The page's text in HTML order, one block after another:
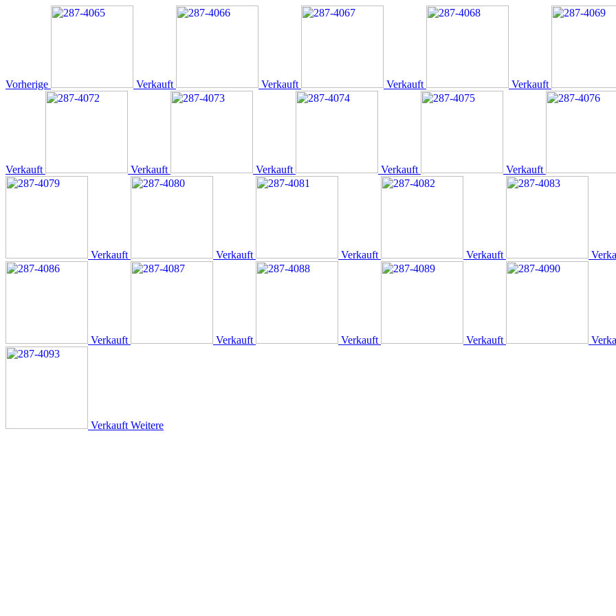
Vorherige Verkauft Verkauft Verkauft Verkauft
Verkauft Verkauft Verkauft Verkauft Verkauft
Verkauft Verkauft Verkauft Verkauft
Verkauft Verkauft Verkauft Verkauft
Verkauft Weitere